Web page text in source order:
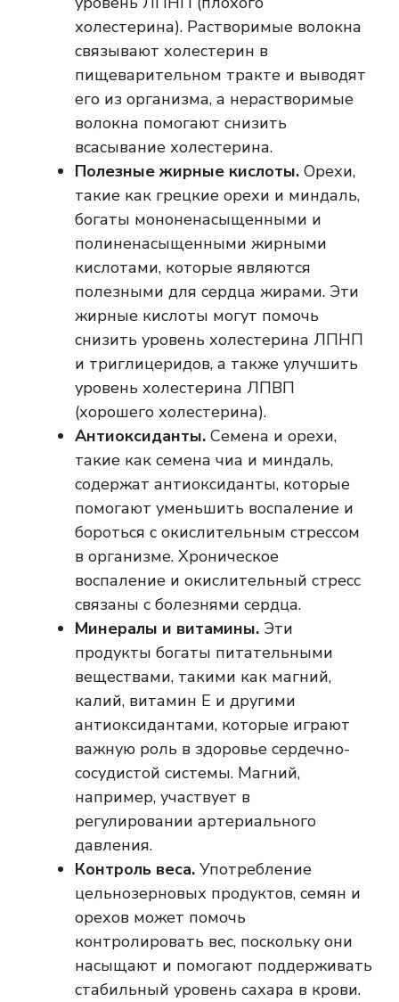
холестерина). Растворимые волокна
связывают холестерин в
пищеварительном тракте и выводят
его из организма, а нерастворимые
волокна помогают снизить
всасывание холестерина.
Полезные жирные кислоты. Орехи,
такие как грецкие орехи и миндаль,
богаты мононенасыщенными и
полиненасыщенными жирными
кислотами, которые являются
полезными для сердца жирами. Эти
жирные кислоты могут помочь
снизить уровень холестерина ЛПНП
и триглицеридов, а также улучшить
уровень холестерина ЛПВП
(хорошего холестерина).
Антиоксиданты. Семена и орехи,
такие как семена чиа и миндаль,
содержат антиоксиданты, которые
помогают уменьшить воспаление и
бороться с окислительным стрессом
в организме. Хроническое
воспаление и окислительный стресс
связаны с болезнями сердца.
Минералы и витамины. Эти
продукты богаты питательными
веществами, такими как магний,
калий, витамин Е и другими
антиоксидантами, которые играют
важную роль в здоровье сердечно-
сосудистой системы. Магний,
например, участвует в
регулировании артериального
давления.
Контроль веса. Употребление
цельнозерновых продуктов, семян и
орехов может помочь
контролировать вес, поскольку они
насыщают и помогают поддерживать
стабильный уровень сахара в крови.